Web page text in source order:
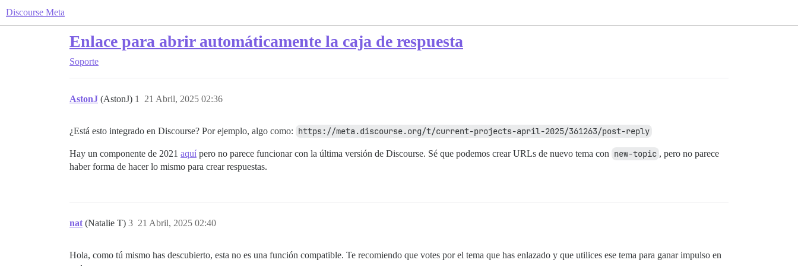
Discourse Meta
Enlace para abrir automáticamente la caja de respuesta
Soporte
AstonJ (AstonJ) 21 Abril, 2025 02:36
1
¿Está esto integrado en Discourse? Por ejemplo, algo como: https://meta.discourse.org/t/current-projects-april-2025/361263/post-reply
Hay un componente de 2021 aquí pero no parece funcionar con la última versión de Discourse. Sé que podemos crear URLs de nuevo tema con new-topic , pero no parece
haber forma de hacer lo mismo para crear respuestas.
nat (Natalie T) 21 Abril, 2025 02:40
3
Hola, como tú mismo has descubierto, esta no es una función compatible. Te recomiendo que votes por el tema que has enlazado y que utilices ese tema para ganar impulso en